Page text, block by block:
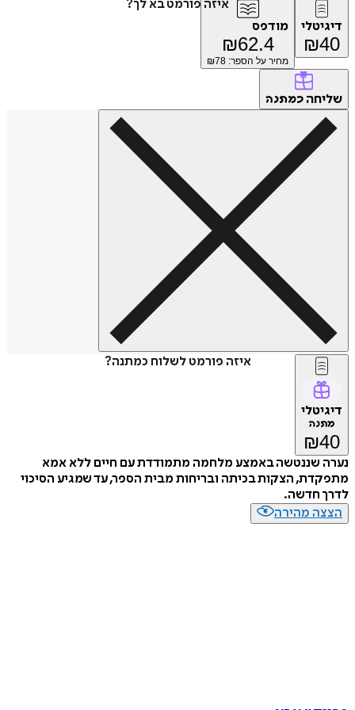
איזה פורמט בא לך?
₪
מודפס
₪62.4
מחיר על הספר: ₪78
כמתנה
איזה פורמט לשלוח כמתנה?
₪
שננטשה באמצע מלחמה מתמודדת עם חיים ללא אמא
הצקות בכיתה ובריחות מבית הספר, עד שמגיע הסיכוי
חדשה.
מהירה